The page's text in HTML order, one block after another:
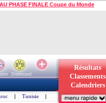
PHASE FINALE Coupe du Monde
Dortmund
Résultats
Classements
Calendriers
| Tunisie |